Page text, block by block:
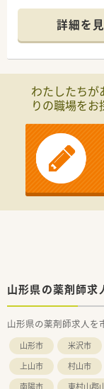
応需枚数は
■地域に根
の分野にも
■現在の店
としてご活
■年配の患者
く丁寧に対
■人口3000人
係を築きな
【法人特徴に
■県内で3つ
テムの一翼
■多職種と綿
■健康サポ
生活をトー
■管理薬剤師
活かして店
経験やスキ
■単身の世
30万円の引
詳細を
わたしたちが
りの職場をお
山形県の薬剤師求
山形県の薬剤師求人を
山形市 米沢市
上山市
村山市
南陽市
東村山郡